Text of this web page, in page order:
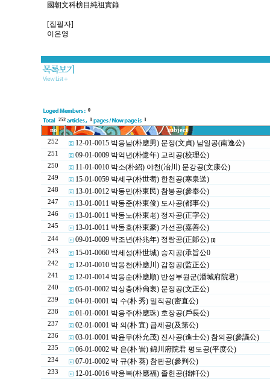
國朝文科榜目純祖實錄
[집필자]
이은영
0
252
1 1
no
subject
252
12-01-0015 박응남(朴應男) 문정(文貞) 남일공(南逸公)
251 09-01-0009 박억년(朴億年) 교리공(校理公)
250 11-01-0010 박소(朴紹) 야천(冶川) 문강공(文康公)
249 15-01-0059 박세구(朴世耉) 한천공(寒泉送)
248 13-01-0012 박동민(朴東民) 참봉공(參奉公)
247 13-01-0011 박동준(朴東俊) 도사공(都事公)
246 13-01-0011 박동노(朴東老) 정자공(正字公)
245 13-01-0011 박동호(朴東豪) 가선공(嘉善公)
244 09-01-0009 박조년(朴兆年) 정랑공(正郞公) [1]
243 15-01-0060 박세성(朴世城) 승지공(承旨公0
242 12-01-0010 박응천(朴應川) 감정공(監正公)
241 12-01-0014 박응순(朴應順) 반성부원군(潘城府院君)
240 05-01-0002 박상충(朴尙衷) 문정공(文正公)
239 04-01-0001 박 수(朴 秀) 밀직공(密直公)
238 01-01-0001 박응주(朴應珠) 호장공(戶長公)
237 02-01-0001 박 의(朴 宜) 급제공(及第公)
236 03-01-0001 박윤무(朴允茂) 진사공(進士公) 참의공(參議公)
235 06-01-0002 박 은(朴 訔) 錦川府院君 평도공(平度公)
234 07-01-0002 박 규(朴 葵) 참판공(參判公)
233 12-01-0016 박응복(朴應福) 졸헌공(拙軒公)